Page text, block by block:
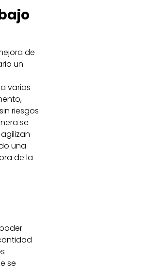
de
un
varios
riesgos
se
una
de la
se